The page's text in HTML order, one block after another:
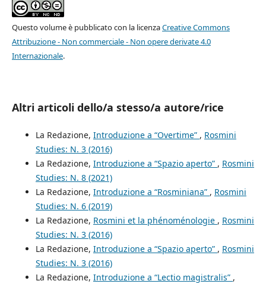
Questo volume è pubblicato con la licenzaCreative Commons
Attribuzione - Non commerciale - Non opere derivate 4.0
Internazionale.
Altri articoli dello/a stesso/a autore/rice
La Redazione, Introduzione a “Overtime” , Rosmini
Studies: N. 3 (2016)
La Redazione, Introduzione a “Spazio aperto” , Rosmini
Studies: N. 8 (2021)
La Redazione, Introduzione a “Rosminiana” , Rosmini
Studies: N. 6 (2019)
La Redazione, Rosmini et la phénoménologie , Rosmini
Studies: N. 3 (2016)
La Redazione, Introduzione a “Spazio aperto” , Rosmini
Studies: N. 3 (2016)
La Redazione, Introduzione a “Lectio magistralis” ,